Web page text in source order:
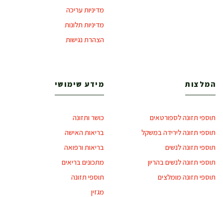
מדיניות עריכה
מדיניות תלונות
הצהרת נגישות
המלצות
תוספי תזונה לספורטאים
תוספי תזונה לירידה במשקל
תוספי תזונה לנשים
תוספי תזונה לנשים בהריון
תוספי תזונה מומלצים
מידע שימושי
כושר ותזונה
בריאות האישה
בריאות ורפואה
מתכונים בריאים
תוספי תזונה
מגזין